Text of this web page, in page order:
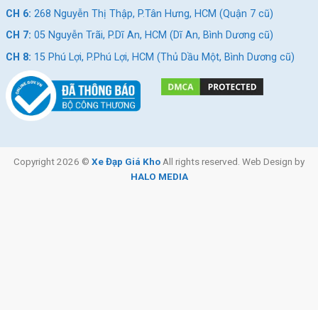
CH 6: 268 Nguyễn Thị Thập, P.Tân Hưng, HCM (Quận 7 cũ)
CH 7: 05 Nguyễn Trãi, P.Dĩ An, HCM (Dĩ An, Bình Dương cũ)
CH 8: 15 Phú Lợi, P.Phú Lợi, HCM (Thủ Dầu Một, Bình Dương cũ)
Copyright 2026 © Xe Đạp Giá Kho All rights reserved. Web Design by
HALO MEDIA